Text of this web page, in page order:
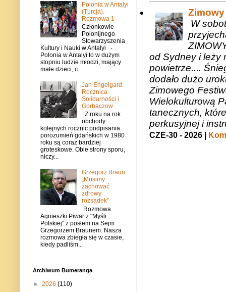
W
od Sydney i leży
powietrze....
dodało dużo
Zimowego
Wielokulturową
tanecznych,
perkusyjnej i
CZE-30 - 2026 |
Polonia w Antalyi
(Turcja).
Rozmowa 1
Członkowie
Polonijnego
Stowarzyszenia
Kultury i Nauki w Antalyi -
Polonia w Antalyi to w dużym
stopniu ludzie młodzi, mający
małe dzieci, c...
Jan Engelgard:
Rocznica
Solidarności i
Gorbaczow
Z roku na rok
obchody
kolejnych rocznic podpisania
porozumień gdańskich w 1980
roku są coraz bardziej
groteskowe. Obie strony sporu,
niczy...
Grzegorz Braun:
„Musimy
zachować
zdrowy
rozsądek”
Rozmowa
Agnieszki Piwar z "Myśli
Polskiej" z posłem na Sejm
Grzegorzem Braunem. Nasza
rozmowa zbiegła się w czasie,
kiedy padliśm...
Archiwum Bumeranga
► 2026 (110)